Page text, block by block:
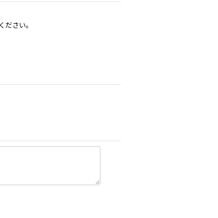
ださい。